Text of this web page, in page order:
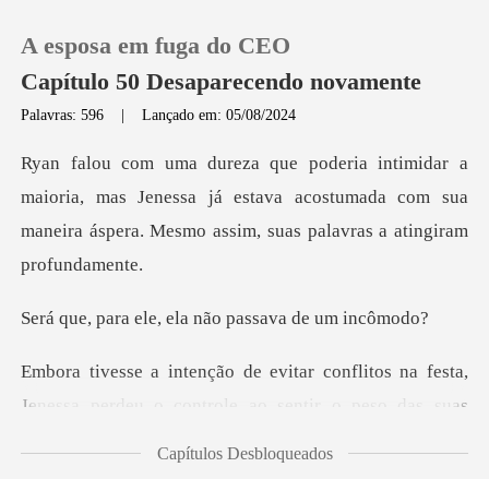
0
Loja
A esposa em fuga do CEO
Capítulo 50 Desaparecendo novamente
Palavras: 596 |Lançado em: 05/08/2024
a, mas Jenessa já estava acostumada com sua
maneira áspe
e, ela não passav
flitos na festa,
Jenessa perdeu o contr
Capítulos Desbloqueados